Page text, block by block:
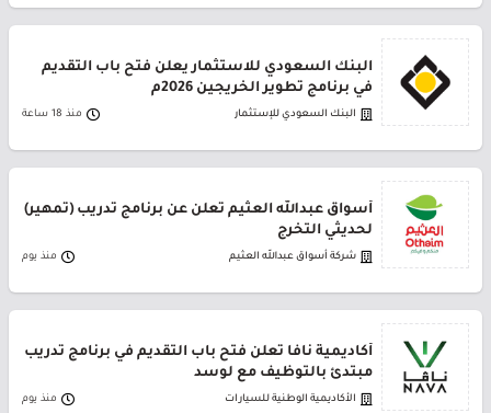
البنك السعودي للاستثمار يعلن فتح باب التقديم
في برنامج تطوير الخريجين 2026م
البنك السعودي للإستثمار منذ 18 ساعة
أسواق عبدالله العثيم تعلن عن برنامج تدريب (تمهير)
لحديثي التخرج
شركة أسواق عبدالله العثيم منذ يوم
أكاديمية نافا تعلن فتح باب التقديم في برنامج تدريب
مبتدئ بالتوظيف مع لوسد
الأكاديمية الوطنية للسيارات منذ يوم